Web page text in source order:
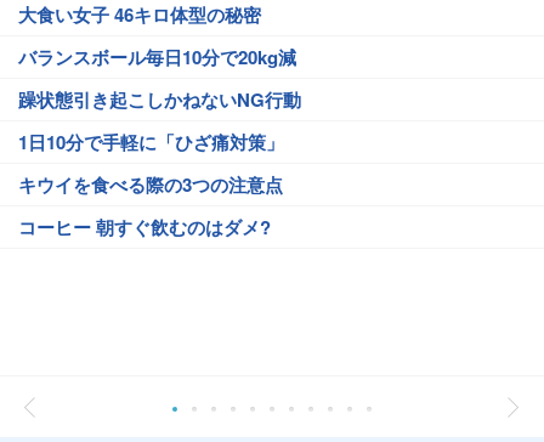
大食い女子 46キロ体型の秘密
バランスボール毎日10分で20kg減
躁状態引き起こしかねないNG行動
1日10分で手軽に「ひざ痛対策」
キウイを食べる際の3つの注意点
コーヒー 朝すぐ飲むのはダメ?